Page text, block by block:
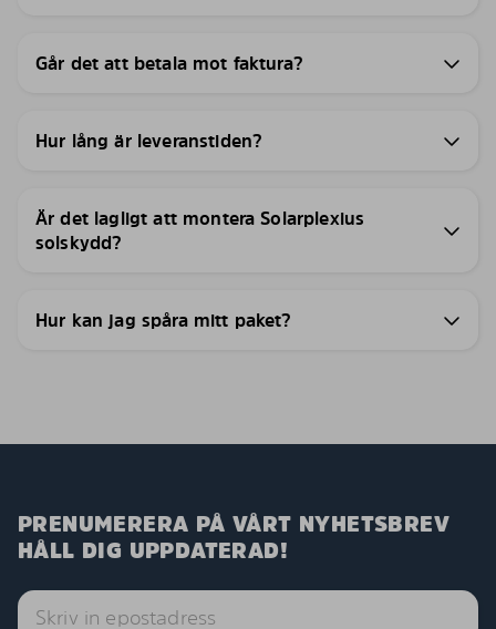
Går det att betala mot faktura?
Hur lång är leveranstiden?
Är det lagligt att montera Solarplexius
solskydd?
Hur kan jag spåra mitt paket?
PRENUMERERA PÅ VÅRT NYHETSBREV
HÅLL DIG UPPDATERAD!